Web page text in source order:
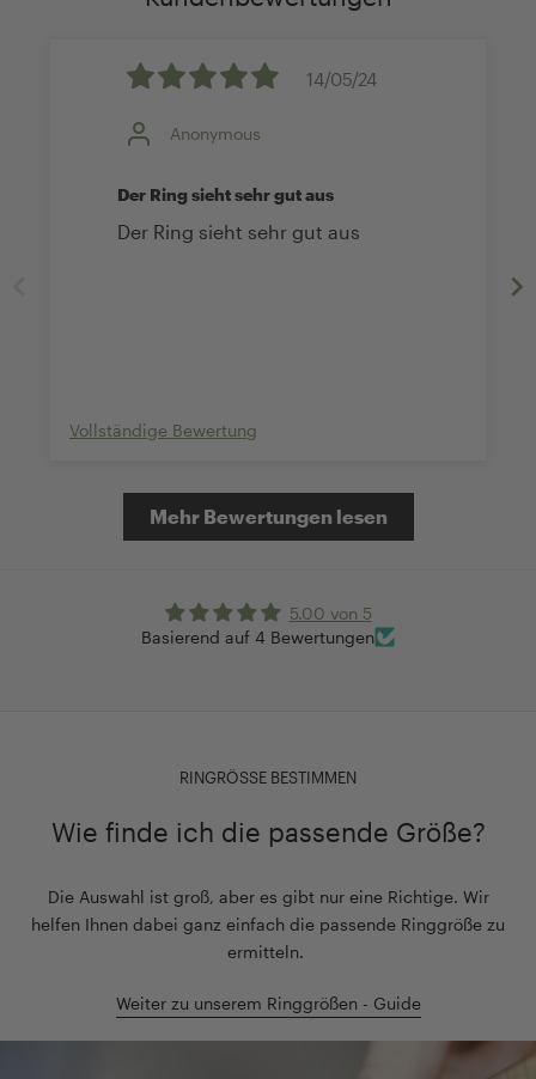
14/05/24
Anonymous
Der Ring sieht sehr gut aus
Der Ring sieht sehr gut aus
Vollständige Bewertung
Mehr Bewertungen lesen
5.00 von 5
Basierend auf 4 Bewertungen
RINGRÖSSE BESTIMMEN
Wie finde ich die passende Größe?
Die Auswahl ist groß, aber es gibt nur eine Richtige. Wir
helfen Ihnen dabei ganz einfach die passende Ringgröße zu
ermitteln.
Weiter zu unserem Ringgrößen - Guide